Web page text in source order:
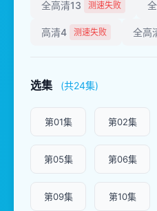
全高清13 测速失败
高清4 测速失败 全高
选集 (共24集)
第01集 第02集
第05集 第06集
第09集 第10集